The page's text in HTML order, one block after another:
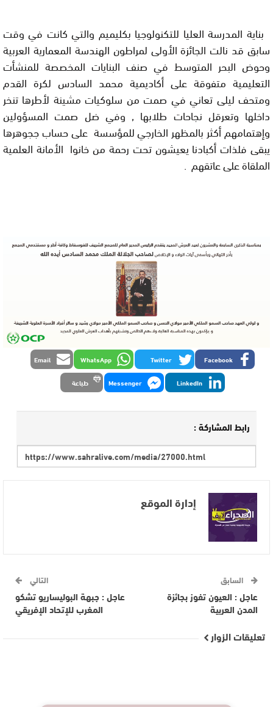
بناية المدرسة العليا للتكنولوجيا بكليميم والتي كانت في وقت
سابق قد نالت الجائزة الأولى لمراطون الهندسة المعمارية العربية
وحوض البحر المتوسط في صنف البنايات المخصصة للمنشأت
التعليمية متفوقة على أكاديمية محمد السادس لكرة القدم
ومتحف ليلى تعاني في صمت من سلوكيات مشينة لأطرها تنخر
داخلها وتعرقل نجاحات طلابها , وفي ضل صمت المسؤولين
وإهتمامهم أكثر بالمظهر الخارجي للمؤسسة على حساب ججوهرها
يبقى فلذات أكبادنا يعيشون تحت رحمة من خانوا الأمانة العلمية
الملقاة على عاتقهم .
Facebook
Twitter
WhatsApp
Email
LinkedIn
Messenger طباعة
رابط المشاركة :
إدارة الموقع
السابق
عاجل : العيون تفوز بجائزة
المدن العربية
التالي
عاجل : جبهة البوليساريو تشكو
المغرب للإتحاد الإفريقي
تعليقات الزوار